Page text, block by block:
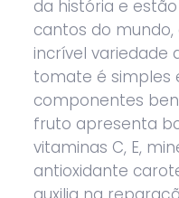
da história e
cantos do
incrível variedade
tomate é simples
componentes
fruto apresenta
vitaminas C, E,
antioxidante